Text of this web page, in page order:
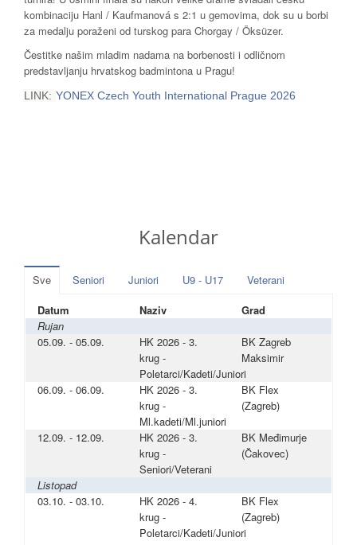
kombinaciju Hanl / Kaufmanová s 2:1 u gemovima, dok su u borbi
za medalju poraženi od turskog para Chorgay / Öksüzer.
Čestitke našim mladim nadama na borbenosti i odličnom
predstavljanju hrvatskog badmintona u Pragu!
LINK: YONEX Czech Youth International Prague 2026
Kalendar
Sve Seniori Juniori U9 - U17
Veterani
Datum
Naziv
Grad
Rujan
05.09. - 05.09.
HK 2026 - 3.
krug -
Poletarci/Kadeti/Juniori
BK Zagreb
Maksimir
06.09. - 06.09.
HK 2026 - 3.
krug -
Ml.kadeti/Ml.juniori
BK Flex
(Zagreb)
12.09. - 12.09.
HK 2026 - 3.
krug -
Seniori/Veterani
BK Međimurje
(Čakovec)
Listopad
03.10. - 03.10.
HK 2026 - 4.
krug -
Poletarci/Kadeti/Juniori
BK Flex
(Zagreb)